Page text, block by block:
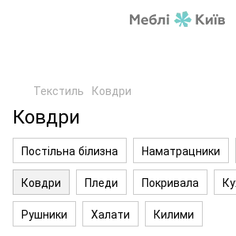
Текстиль Ковдри
Ковдри
Постільна білизна Наматрацники
Ковдри
Пледи Покривала
Рушники
Халати Килими